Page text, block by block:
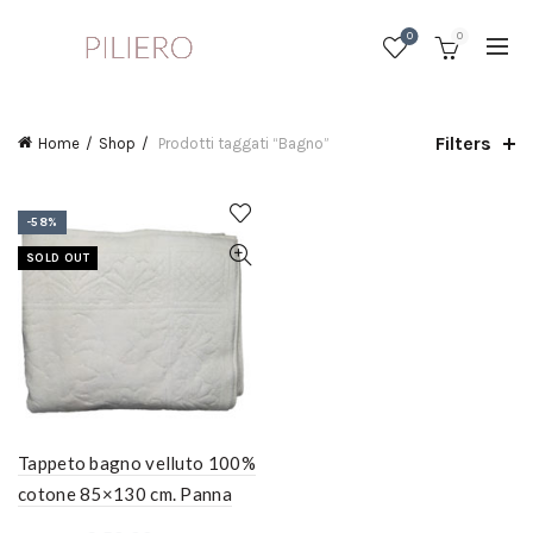
0 0
Home Shop Prodotti taggati “Bagno” Filters
-58%
SOLD OUT
Tappeto bagno velluto 100%
cotone 85×130 cm. Panna